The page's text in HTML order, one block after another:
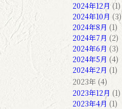
2024年12月(1)
2024年10月 (3)
2024年8月 (1)
2024年7月 (2)
2024年6月 (3)
2024年5月 (4)
2024年2月 (1)
2023年 (4)
2023年12月 (1)
2023年4月 (1)